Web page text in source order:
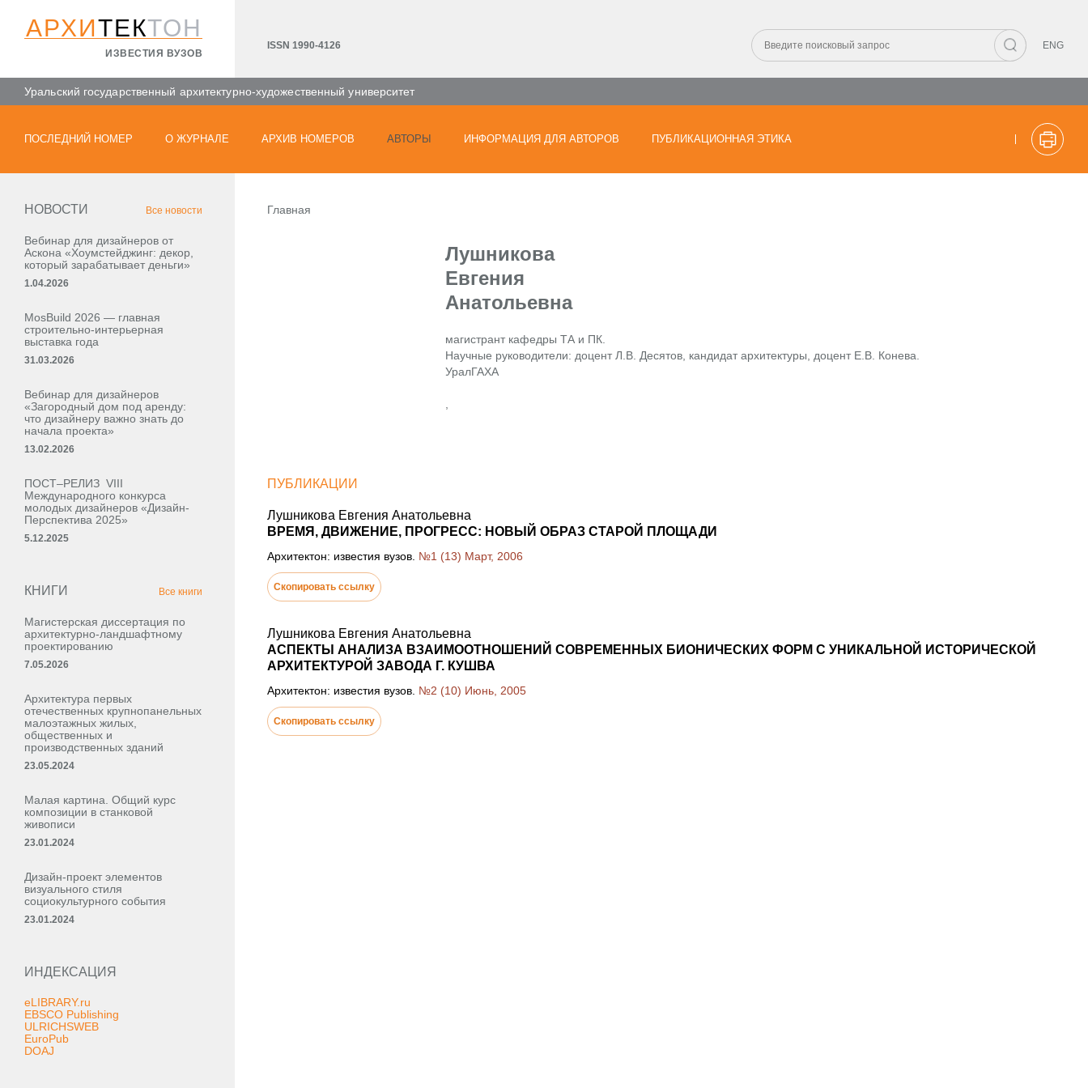
АРХИТЕКТОН
ИЗВЕСТИЯ ВУЗОВ
ISSN 1990-4126 ENG
Уральский государственный архитектурно-художественный университет
ПОСЛЕДНИЙ НОМЕР О ЖУРНАЛЕ АРХИВ НОМЕРОВ АВТОРЫ ИНФОРМАЦИЯ ДЛЯ АВТОРОВ ПУБЛИКАЦИОННАЯ ЭТИКА
НОВОСТИ Все новости
Вебинар для дизайнеров от
Аскона «Хоумстейджинг: декор,
который зарабатывает деньги»
1.04.2026
MosBuild 2026 — главная
строительно-интерьерная
выставка года
31.03.2026
Вебинар для дизайнеров
«Загородный дом под аренду:
что дизайнеру важно знать до
начала проекта»
13.02.2026
ПОСТ–РЕЛИЗ VIII
Международного конкурса
молодых дизайнеров «Дизайн-
Перспектива 2025»
5.12.2025
КНИГИ Все книги
Магистерская диссертация по
архитектурно-ландшафтному
проектированию
7.05.2026
Архитектура первых
отечественных крупнопанельных
малоэтажных жилых,
общественных и
производственных зданий
23.05.2024
Малая картина. Общий курс
композиции в станковой
живописи
23.01.2024
Дизайн-проект элементов
визуального стиля
социокультурного события
23.01.2024
ИНДЕКСАЦИЯ
eLIBRARY.ru
EBSCO Publishing
ULRICHSWEB
EuroPub
DOAJ
Главная
Лушникова
Евгения
Анатольевна
магистрант кафедры ТА и ПК.
Научные руководители: доцент Л.В. Десятов, кандидат архитектуры, доцент Е.В. Конева.
УралГАХА
ПУБЛИКАЦИИ
Лушникова Евгения Анатольевна
ВРЕМЯ, ДВИЖЕНИЕ, ПРОГРЕСС: НОВЫЙ ОБРАЗ СТАРОЙ ПЛОЩАДИ
Архитектон: известия вузов. №1 (13) Март, 2006
Скопировать ссылку
Лушникова Евгения Анатольевна
АСПЕКТЫ АНАЛИЗА ВЗАИМООТНОШЕНИЙ СОВРЕМЕННЫХ БИОНИЧЕСКИХ ФОРМ С УНИКАЛЬНОЙ ИСТОРИЧЕСКОЙ
АРХИТЕКТУРОЙ ЗАВОДА Г. КУШВА
Архитектон: известия вузов. №2 (10) Июнь, 2005
Скопировать ссылку